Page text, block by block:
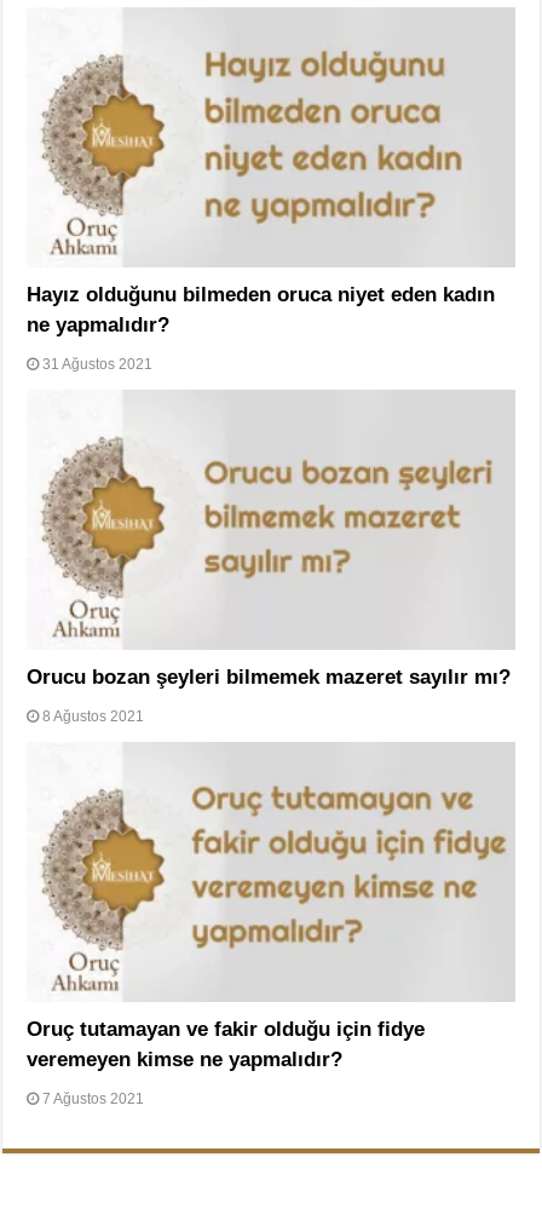
Hayız olduğunu bilmeden oruca niyet eden kadın
ne yapmalıdır?
31 Ağustos 2021
Orucu bozan şeyleri bilmemek mazeret sayılır mı?
8 Ağustos 2021
Oruç tutamayan ve fakir olduğu için fidye
veremeyen kimse ne yapmalıdır?
7 Ağustos 2021